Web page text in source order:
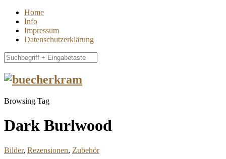
Home
Info
Impressum
Datenschutzerklärung
Browsing Tag
Dark Burlwood
Bilder, Rezensionen, Zubehör